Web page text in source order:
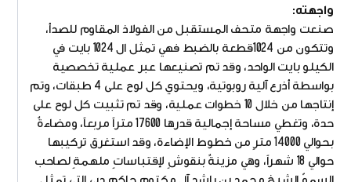
واجهته:
صنعت واجهة متحف المستقبل من الفولاذ المقاوم للصدأ،
وتتكون من 1024قطعة بالضبط فهي تمثل ال 1024 بايت في
الكيلو بايت الواحد، وقد تم تصنيعها عبر عملية تخصصية
بواسطة أذرع آلية روبوتية، ويحتوي كل لوح على 4 طبقات، وتم
إنتاجها من خلال 10 خطوات عملية، وقد تم تثبيت كل لوح على
حدة، وتغطي مساحة إجمالية قدرها 17600 متراً مربعاً، ومضاءةٌ
بحوالي 14000 مترٍ من خطوط الإضاءة، وقد استغرق تركيبها
حوالي 18 شهراً، وهي مزينةٌ بنقوشٍ لإقتباساتٍ ملهمةٍ لصاحب